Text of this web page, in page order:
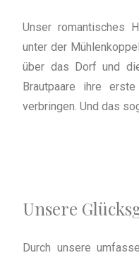
Unser romantisches
unter der
über das Dorf und
Brautpaare ihre
verbringen. Und das
Unsere
Durch unsere